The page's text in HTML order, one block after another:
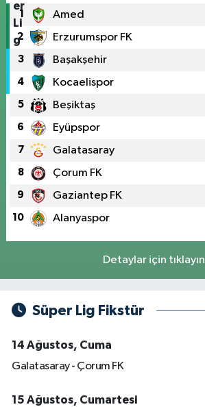
1 Amed
2 Erzurumspor FK
3 Başakşehir
4 Kocaelispor
5 Beşiktaş
6 Eyüpspor
7 Galatasaray
8 Çorum FK
9 Gaziantep FK
10 Alanyaspor
Detaylar için tıklayın
Süper Lig Fikstür
14 Ağustos, Cuma
Galatasaray - Çorum FK
15 Ağustos, Cumartesi